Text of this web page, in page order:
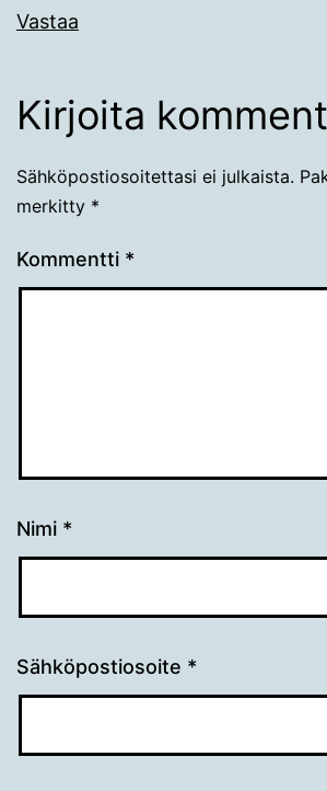
Vastaa
Kirjoita
Sähköpostiosoitettasi ei julkaista.
merkitty *
Kommentti *
Nimi *
Sähköpostiosoite *